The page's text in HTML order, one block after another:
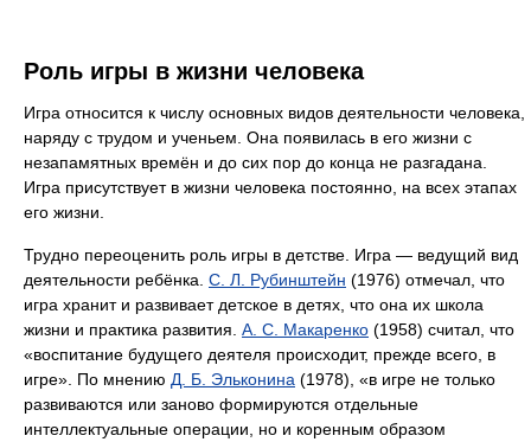
Роль игры в жизни человека
Игра относится к числу основных видов деятельности человека,
наряду с трудом и ученьем. Она появилась в его жизни с
незапамятных времён и до сих пор до конца не разгадана.
Игра присутствует в жизни человека постоянно, на всех этапах
его жизни.
Трудно переоценить роль игры в детстве. Игра — ведущий вид
деятельности ребёнка. С. Л. Рубинштейн (1976) отмечал, что
игра хранит и развивает детское в детях, что она их школа
жизни и практика развития. А. С. Макаренко (1958) считал, что
«воспитание будущего деятеля происходит, прежде всего, в
игре». По мнению Д. Б. Эльконина (1978), «в игре не только
развиваются или заново формируются отдельные
интеллектуальные операции, но и коренным образом